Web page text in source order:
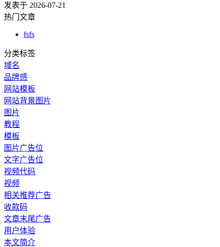
发表于 2026-07-21
热门文章
fsfs
分类标签
域名
品牌感
网站模板
网站背景图片
图片
教程
模板
图片广告位
文字广告位
视频代码
视频
相关推荐广告
收款码
文章末尾广告
用户体验
本文简介